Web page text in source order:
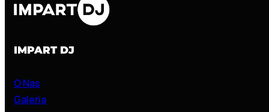
IMPART DJ
O Nas
Galeria